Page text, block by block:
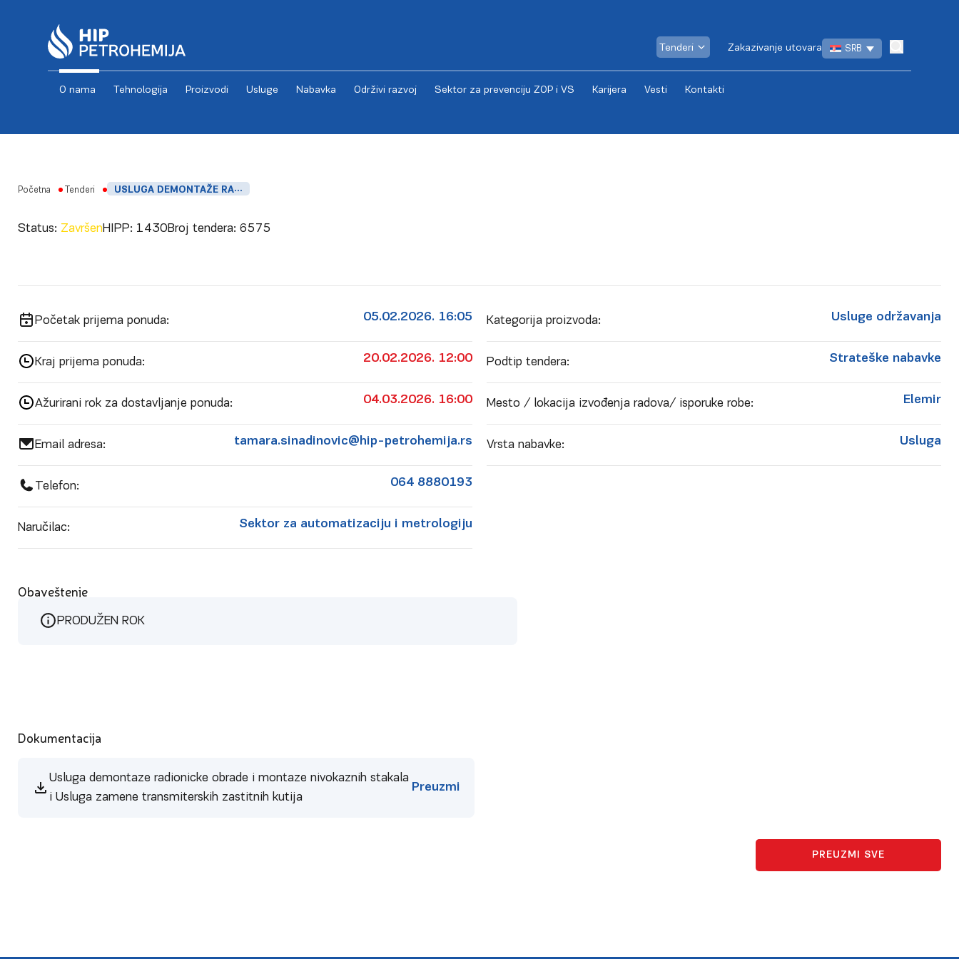
Tenderi Zakazivanje utovara SRB
O nama Tehnologija Proizvodi Usluge Nabavka Održivi razvoj Sektor za prevenciju ZOP i VS Karijera Vesti Kontakti
Početna Tenderi USLUGA DEMONTAŽE RADIONIČKE OBRADE I MONTAŽE NIVOKAZNIH STAKALA I ZAMENE TRANSMITERSKIH ZAŠTITNIH KUTIJA
Status: ZavršenHIPP: 1430Broj tendera: 6575
Početak prijema ponuda: 05.02.2026. 16:05
Kraj prijema ponuda: 20.02.2026. 12:00
Ažurirani rok za dostavljanje ponuda: 04.03.2026. 16:00
Email adresa: tamara.sinadinovic@hip-petrohemija.rs
Telefon: 064 8880193
Naručilac: Sektor za automatizaciju i metrologiju
Kategorija proizvoda: Usluge održavanja
Podtip tendera: Strateške nabavke
Mesto / lokacija izvođenja radova/ isporuke robe: Elemir
Vrsta nabavke: Usluga
Obaveštenje
PRODUŽEN ROK
Dokumentacija
Usluga demontaze radionicke obrade i montaze nivokaznih stakala
i Usluga zamene transmiterskih zastitnih kutija
Preuzmi
PREUZMI SVE